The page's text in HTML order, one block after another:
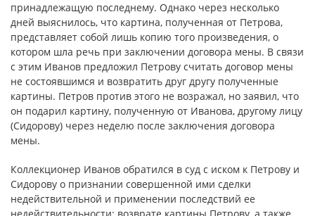
принадлежащую последнему. Однако через несколько
дней выяснилось, что картина, полученная от Петрова,
представляет собой лишь копию того произведения, о
котором шла речь при заключении договора мены. В связи
с этим Иванов предложил Петрову считать договор мены
не состоявшимся и возвратить друг другу полученные
картины. Петров против этого не возражал, но заявил, что
он подарил картину, полученную от Иванова, другому лицу
(Сидорову) через неделю после заключения договора
мены.
Коллекционер Иванов обратился в суд с иском к Петрову и
Сидорову о признании совершенной ими сделки
недействительной и применении последствий ее